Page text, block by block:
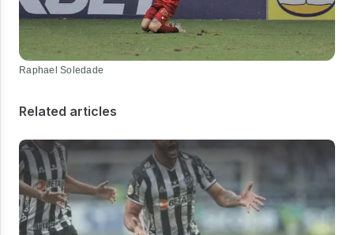
Raphael Soledade
Related articles